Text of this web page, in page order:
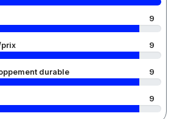
9
prix 9
durable 9
9